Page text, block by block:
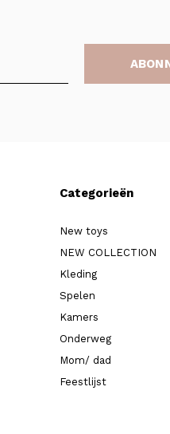
Categorieën
New toys
NEW COLLECTION
Kleding
Spelen
Kamers
Onderweg
Mom/ dad
Feestlijst